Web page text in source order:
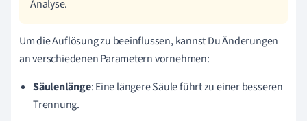
Analyse.
Um die Auflösung zu beeinflussen, kannst Du Änderungen
an verschiedenen Parametern vornehmen:
Säulenlänge: Eine längere Säule führt zu einer besseren
Trennung.